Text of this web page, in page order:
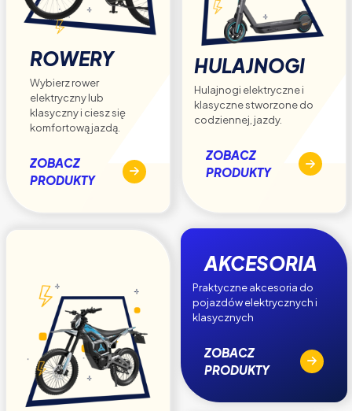
ROWERY
Wybierz rower
elektryczny lub
klasyczny i ciesz się
komfortową jazdą.
ZOBACZ
PRODUKTY
HULAJNOGI
Hulajnogi elektryczne i
klasyczne stworzone do
codziennej, jazdy.
ZOBACZ
PRODUKTY
AKCESORIA
Praktyczne akcesoria do
pojazdów elektrycznych i
klasycznych
ZOBACZ
PRODUKTY